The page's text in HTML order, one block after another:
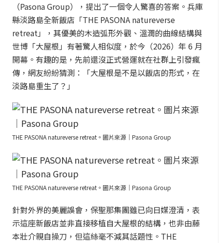
（Pasona Group），提出了一個令人驚喜的答案。兵庫
縣淡路島全新飯店「THE PASONA natureverse
retreat」，其優美的木造弧形外觀、溫潤的曲線結構與
世博「大屋根」有著驚人相似度，於今（2026）年 6 月
開幕。有趣的是，先前還沒正式營運就在社群上引發瘋
傳，網友紛紛猜測：「大屋根是不是以飯店的形式，在
淡路島重生了？」
THE PASONA natureverse retreat。圖片來源｜Pasona Group
THE PASONA natureverse retreat。圖片來源｜Pasona Group
針對外界的美麗誤會，保聖那集團雖已向日媒澄清，表
示這座新飯店並非直接移植自大屋根的結構，也非由藤
本壯介親自操刀，但這絲毫不減其話題性。THE